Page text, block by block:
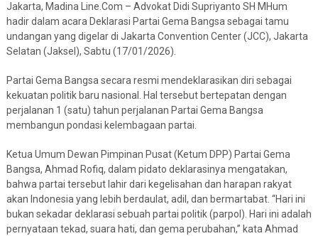
Jakarta, Madina Line.Com – Advokat Didi Supriyanto SH MHum
hadir dalam acara Deklarasi Partai Gema Bangsa sebagai tamu
undangan yang digelar di Jakarta Convention Center (JCC), Jakarta
Selatan (Jaksel), Sabtu (17/01/2026).
Partai Gema Bangsa secara resmi mendeklarasikan diri sebagai
kekuatan politik baru nasional. Hal tersebut bertepatan dengan
perjalanan 1 (satu) tahun perjalanan Partai Gema Bangsa
membangun pondasi kelembagaan partai.
Ketua Umum Dewan Pimpinan Pusat (Ketum DPP) Partai Gema
Bangsa, Ahmad Rofiq, dalam pidato deklarasinya mengatakan,
bahwa partai tersebut lahir dari kegelisahan dan harapan rakyat
akan Indonesia yang lebih berdaulat, adil, dan bermartabat. “Hari ini
bukan sekadar deklarasi sebuah partai politik (parpol). Hari ini adalah
pernyataan tekad, suara hati, dan gema perubahan,” kata Ahmad